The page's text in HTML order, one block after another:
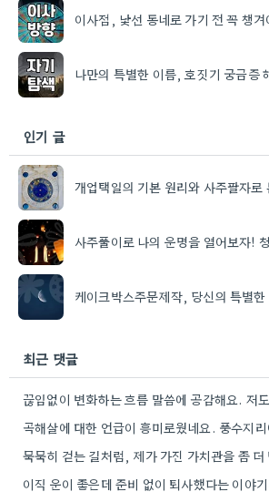
이사점, 낯선 동네로 가기 전 꼭 챙겨
나만의 특별한 이름, 호짓기 궁금증
인기 글
개업택일의 기본 원리와 사주팔자로
사주풀이로 나의 운명을 열어보자!
케이크박스주문제작, 당신의 특별
최근 댓글